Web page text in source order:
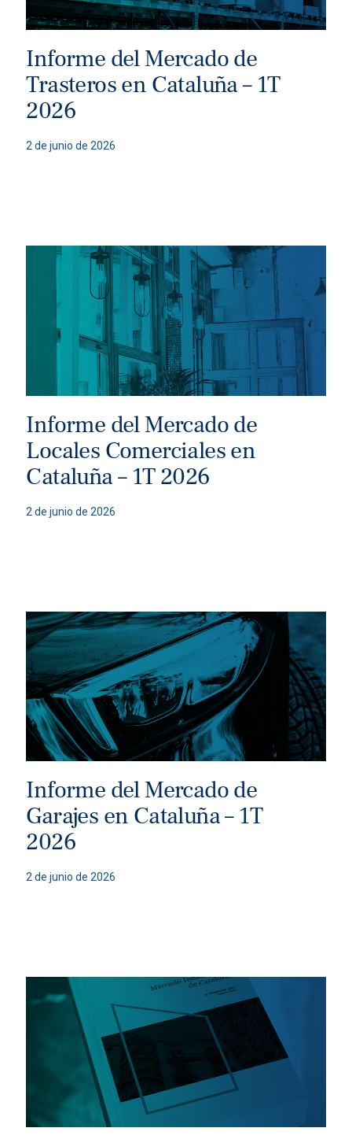
Informe del Mercado de
Trasteros en Cataluña – 1T
2026
2 de junio de 2026
Informe del Mercado de
Locales Comerciales en
Cataluña – 1T 2026
2 de junio de 2026
Informe del Mercado de
Garajes en Cataluña – 1T
2026
2 de junio de 2026